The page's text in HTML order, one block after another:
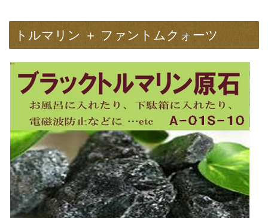
トルマリン ＋ ファントムクォーツ